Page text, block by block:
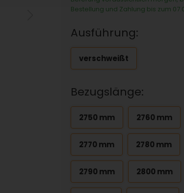
Bestellung und Zahlung bis zum
Ausführung:
verschweißt
Bezugslänge:
2750 mm 2760 mm
2770 mm 2780 mm
2790 mm 2800 mm